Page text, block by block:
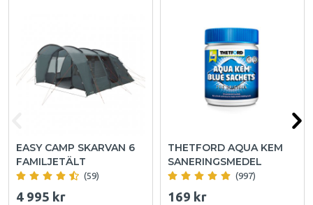
EASY CAMP SKARVAN 6
FAMILJETÄLT
(59)
4 995 kr
THETFORD AQUA KEM
SANERINGSMEDEL
(997)
169 kr